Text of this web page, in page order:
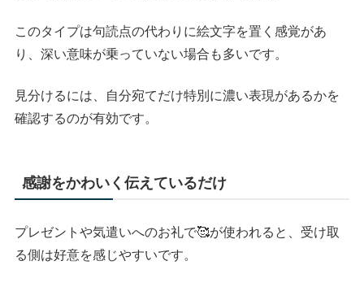
このタイプは句読点の代わりに絵文字を置く感覚があ
り、深い意味が乗っていない場合も多いです。
見分けるには、自分宛てだけ特別に濃い表現があるかを
確認するのが有効です。
感謝をかわいく伝えているだけ
プレゼントや気遣いへのお礼で🥰が使われると、受け取
る側は好意を感じやすいです。